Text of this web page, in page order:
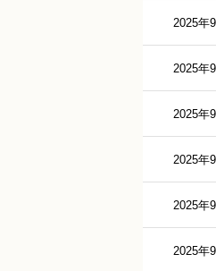
2025年
2025年
2025年
2025年
2025年
2025年